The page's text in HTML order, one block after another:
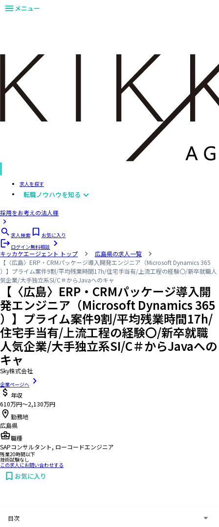
メニュー
求人を探す
転職ノウハウを知る
採用をお考えの法人様
求人検索
お気に入り
ログイン無料相談
キッカケエージェント トップ
広島県の求人一覧
【〈広島〉ERP・CRMパッケージ導入開発エンジニア（Microsoft Dynamics 365
）】プライム案件9割/平均残業時間17h/住宅手当有/上流工程の経験〇/新卒就職人
気企業/大手独立系SI/C＃からJavaへのキャ
【〈広島〉ERP・CRMパッケージ導入開
発エンジニア（Microsoft Dynamics 365
）】プライム案件9割/平均残業時間17h/
住宅手当有/上流工程の経験〇/新卒就職
人気企業/大手独立系SI/C＃からJavaへの
キャ
Sky株式会社
企業ページへ
年収
610万円〜2,130万円
勤務地
広島県
職種
SAPコンサルタント, ローコードエンジニア
残業20時間以下
技術試験なし
この求人にお問い合わせする
お気に入り
目次